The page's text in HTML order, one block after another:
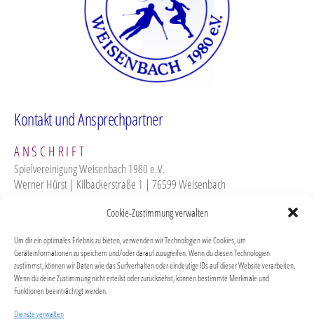
Cookie-Zustimmung verwalten
Um dir ein optimales Erlebnis zu bieten, verwenden wir Technologien wie Cookies, um
Geräteinformationen zu speichern und/oder darauf zuzugreifen. Wenn du diesen Technologien
zustimmst, können wir Daten wie das Surfverhalten oder eindeutige IDs auf dieser Website verarbeiten.
Wenn du deine Zustimmung nicht erteilst oder zurückziehst, können bestimmte Merkmale und
Funktionen beeinträchtigt werden.
Dienste verwalten
Kontakt und Ansprechpartner
ANSCHRIFT
Spielvereinigung Weisenbach 1980 e.V.
Werner Hürst | Kilbackerstraße 1 | 76599 Weisenbach
Für die Aktualität unserer Vereinsseite sorgt das Webteam. Wir freuen uns
immer auf neue Vorschläge, nehmen aber auch gerne Kritik entgegen.
AUFRUF
Wer hat noch alte oder neuere (digitale) Fotos aus dem Vereinsleben? Ihr
könnt uns gerne die Originale zusenden, wir pflegen sie dann in die